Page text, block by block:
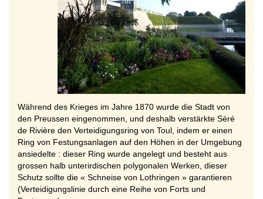
Während des Krieges im Jahre 1870 wurde die Stadt von
den Preussen eingenommen, und deshalb verstärkte Séré
de Rivière den Verteidigungsring von Toul, indem er einen
Ring von Festungsanlagen auf den Höhen in der Umgebung
ansiedelte : dieser Ring wurde angelegt und besteht aus
grossen halb unterirdischen polygonalen Werken, dieser
Schutz sollte die « Schneise von Lothringen » garantieren
(Verteidigungslinie durch eine Reihe von Forts und